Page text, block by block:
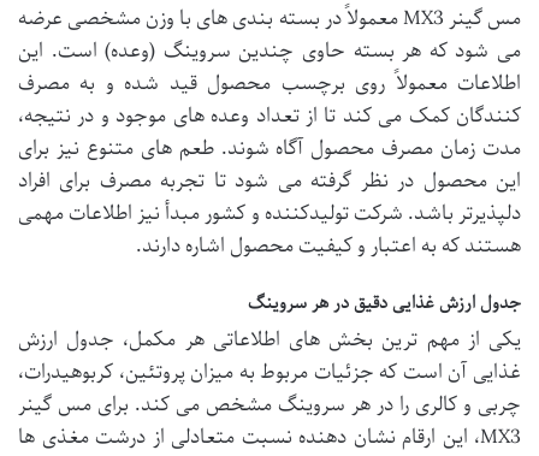
مس گینر MX3 معمولاً در بسته بندی های با وزن مشخصی عرضه
می شود که هر بسته حاوی چندین سروینگ (وعده) است. این
اطلاعات معمولاً روی برچسب محصول قید شده و به مصرف
کنندگان کمک می کند تا از تعداد وعده های موجود و در نتیجه،
مدت زمان مصرف محصول آگاه شوند. طعم های متنوع نیز برای
این محصول در نظر گرفته می شود تا تجربه مصرف برای افراد
دلپذیرتر باشد. شرکت تولیدکننده و کشور مبدأ نیز اطلاعات مهمی
هستند که به اعتبار و کیفیت محصول اشاره دارند.
جدول ارزش غذایی دقیق در هر سروینگ
یکی از مهم ترین بخش های اطلاعاتی هر مکمل، جدول ارزش
غذایی آن است که جزئیات مربوط به میزان پروتئین، کربوهیدرات،
چربی و کالری را در هر سروینگ مشخص می کند. برای مس گینر
MX3، این ارقام نشان دهنده نسبت متعادلی از درشت مغذی ها